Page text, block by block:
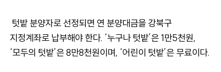
텃밭 분양자로 선정되면 연 분양대금을 강북구
지정계좌로 납부해야 한다. ‘누구나 텃밭’은 1만5천원,
‘모두의 텃밭’은 8만8천원이며, ‘어린이 텃밭’은 무료이다.